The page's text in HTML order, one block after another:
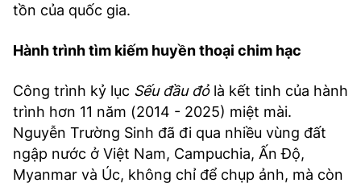
tồn của quốc gia.
Hành trình tìm kiếm huyền thoại chim hạc
Công trình kỷ lục Sếu đầu đỏlà kết tinh của hành
trình hơn 11 năm (2014 - 2025) miệt mài.
Nguyễn Trường Sinh đã đi qua nhiều vùng đất
ngập nước ở Việt Nam, Campuchia, Ấn Độ,
Myanmar và Úc, không chỉ để chụp ảnh, mà còn